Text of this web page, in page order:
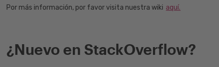
Por más información, por favor visita nuestra wiki aquí.
¿Nuevo en StackOverflow?